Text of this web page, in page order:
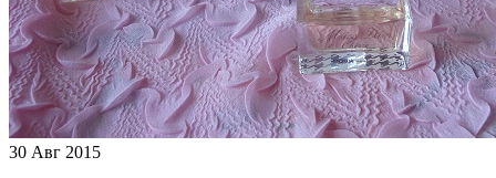
30 Авг 2015